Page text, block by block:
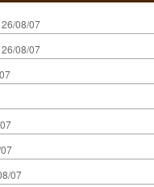
26/08/07
26/08/07
07